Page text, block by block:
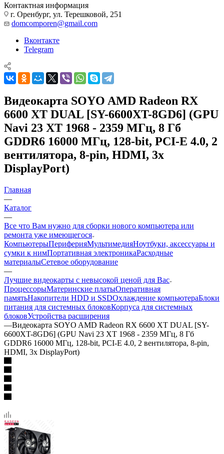
Контактная информация
г. Оренбург, ул. Терешковой, 251
domcomporen@gmail.com
Вконтакте
Telegram
Видеокарта SOYO AMD Radeon RX
6600 XT DUAL [SY-6600XT-8GD6] (GPU
Navi 23 XT 1968 - 2359 МГц, 8 Гб
GDDR6 16000 МГц, 128-bit, PCI-E 4.0, 2
вентилятора, 8-pin, HDMI, 3x
DisplayPort)
Главная
—
Каталог
—
Все что Вам нужно для сборки нового компьютера или
ремонта уже имеющегося
КомпьютерыПериферияМультимедияНоутбуки, аксессуары и
сумки к нимПортативная электроникаРасходные
материалыСетевое оборудование
—
Лучшие видеокарты с невысокой ценой для Вас
ПроцессорыМатеринские платыОперативная
памятьНакопители HDD и SSDОхлаждение компьютераБлоки
питания для системных блоковКорпуса для системных
блоковУстройства расширения
—Видеокарта SOYO AMD Radeon RX 6600 XT DUAL [SY-
6600XT-8GD6] (GPU Navi 23 XT 1968 - 2359 МГц, 8 Гб
GDDR6 16000 МГц, 128-bit, PCI-E 4.0, 2 вентилятора, 8-pin,
HDMI, 3x DisplayPort)